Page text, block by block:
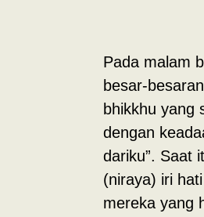
Pada malam
besar-
bhikkhu yang
dengan
dariku”. Saat
(niraya) iri
mereka yang